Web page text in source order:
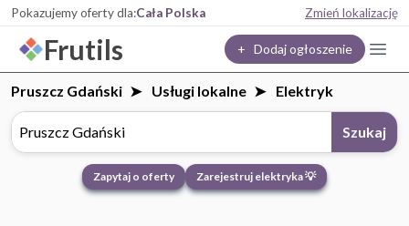
Pokazujemy oferty dla:Cała Polska Zmień lokalizację
Frutils + Dodaj ogłoszenie
Pruszcz Gdański Usługi lokalne Elektryk
Szukaj
Zapytaj o oferty Zarejestruj elektryka 💡